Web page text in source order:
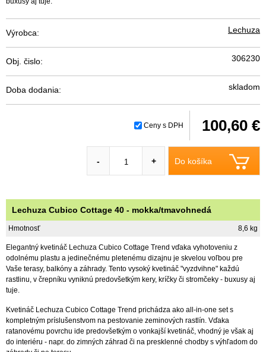
Výrobca: Lechuza
Obj. čislo: 306230
Doba dodania: skladom
Ceny s DPH 100,60 €
Do košíka
- +
Lechuza Cubico Cottage 40 - mokka/tmavohnedá
Hmotnosť 8,6 kg
Elegantný kvetináč Lechuza Cubico Cottage Trend vďaka vyhotoveniu z
odolnému plastu a jedinečnému pletenému dizajnu je skvelou voľbou pre
Vaše terasy, balkóny a záhrady. Tento vysoký kvetináč "vyzdvihne" každú
rastlinu, v črepníku vyniknú predovšetkým kery, kríčky či stromčeky - buxusy aj
tuje.
Kvetináč Lechuza Cubico Cottage Trend prichádza ako all-in-one set s
kompletným príslušenstvom na pestovanie zeminových rastlín. Vďaka
ratanovému povrchu ide predovšetkým o vonkajší kvetináč, vhodný je však aj
do interiéru - napr. do zimných záhrad či na presklenné chodby s výhľadom do